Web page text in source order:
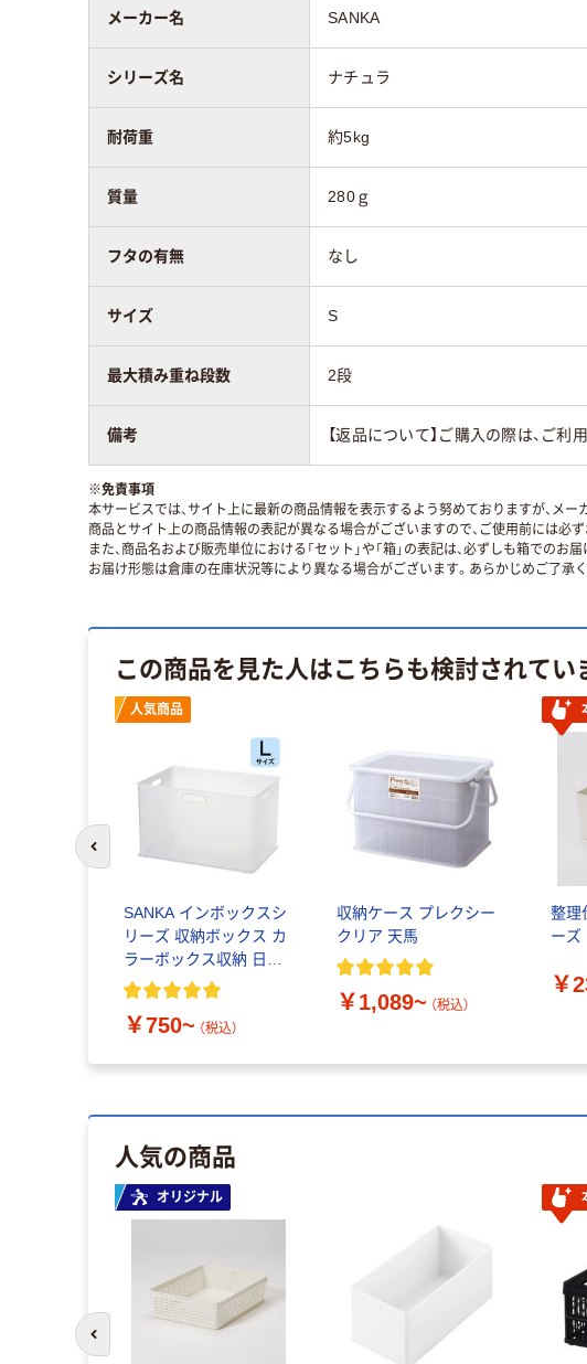
メーカー名 SANKA
シリーズ名 ナチュラ
耐荷重 約5kg
質量 280ｇ
フタの有無 なし
サイズ S
最大積み重ね段数 2段
備考 【返品について】ご購入の際は、ご利
※免責事項
本サービスでは、サイト上に最新の商品情報を表示するよう努めておりますが、メー
商品とサイト上の商品情報の表記が異なる場合がございますので、ご使用前には必
また、商品名および販売単位における「セット」や「箱」の表記は、必ずしも箱でのお
お届け形態は倉庫の在庫状況等により異なる場合がございます。あらかじめご了承く
この商品を見た人はこちらも検討されてい
人気商品
SANKA インボックスシ
リーズ 収納ボックス カ
ラーボックス収納 日本
製
￥750~ （税込）
収納ケース プレクシー
クリア 天馬
￥1,089~ （税込）
整理
ー
￥
前のスライドへ
人気の商品
オリジナル